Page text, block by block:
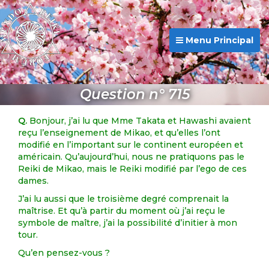
Menu Principal
Question n° 715
Q. Bonjour, j’ai lu que Mme Takata et Hawashi avaient
reçu l’enseignement de Mikao, et qu’elles l’ont
modifié en l’important sur le continent européen et
américain. Qu’aujourd’hui, nous ne pratiquons pas le
Reiki de Mikao, mais le Reiki modifié par l’ego de ces
dames.
J’ai lu aussi que le troisième degré comprenait la
maîtrise. Et qu’à partir du moment où j’ai reçu le
symbole de maître, j’ai la possibilité d’initier à mon
tour.
Qu’en pensez-vous ?